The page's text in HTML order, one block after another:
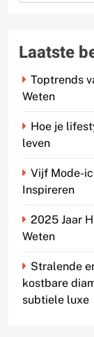
Laatste
Toptrends
Weten
Hoe je
leven
Vijf Mode-
Inspireren
2025 Jaar
Weten
Stralende
kostbare
subtiele luxe